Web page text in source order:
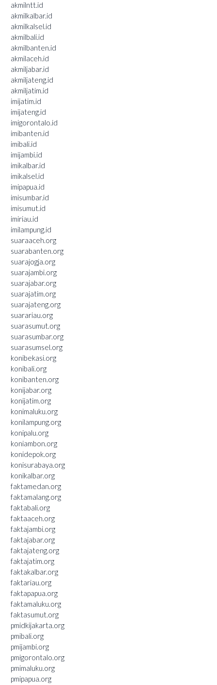
akmilntt.id
akmilkalbar.id
akmilkalsel.id
akmilbali.id
akmilbanten.id
akmilaceh.id
akmiljabar.id
akmiljateng.id
akmiljatim.id
imijatim.id
imijateng.id
imigorontalo.id
imibanten.id
imibali.id
imijambi.id
imikalbar.id
imikalsel.id
imipapua.id
imisumbar.id
imisumut.id
imiriau.id
imilampung.id
suaraaceh.org
suarabanten.org
suarajogja.org
suarajambi.org
suarajabar.org
suarajatim.org
suarajateng.org
suarariau.org
suarasumut.org
suarasumbar.org
suarasumsel.org
konibekasi.org
konibali.org
konibanten.org
konijabar.org
konijatim.org
konimaluku.org
konilampung.org
konipalu.org
koniambon.org
konidepok.org
konisurabaya.org
konikalbar.org
faktamedan.org
faktamalang.org
faktabali.org
faktaaceh.org
faktajambi.org
faktajabar.org
faktajateng.org
faktajatim.org
faktakalbar.org
faktariau.org
faktapapua.org
faktamaluku.org
faktasumut.org
pmidkijakarta.org
pmibali.org
pmijambi.org
pmigorontalo.org
pmimaluku.org
pmipapua.org